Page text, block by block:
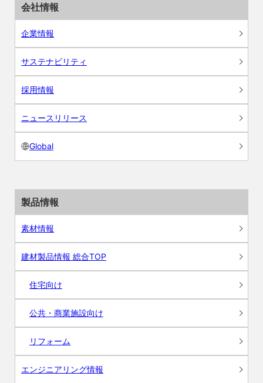
会社情報
企業情報
サステナビリティ
採用情報
ニュースリリース
Global
製品情報
素材情報
建材製品情報 総合TOP
住宅向け
公共・商業施設向け
リフォーム
エンジニアリング情報